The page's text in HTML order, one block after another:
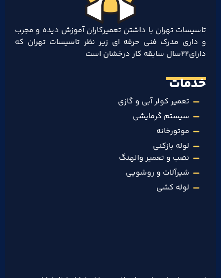
تاسیسات تهران با داشتن تعمیرکاران آموزش دیده و مجرب
و داری مدرک فنی حرفه ای زیر نظر تاسیسات تهران که
دارای۲۲سال سابقه کار درخشان است
خدمات
تعمیر کولر آبی و گازی
سیستم گرمایشی
موتورخانه
لوله بازکنی
نصب و تعمیر والهنگ
شیرآلات و روشویی
لوله کشی